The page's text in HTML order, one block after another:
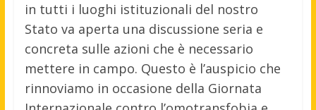
in tutti i luoghi istituzionali del nostro
Stato va aperta una discussione seria e
concreta sulle azioni che è necessario
mettere in campo. Questo è l’auspicio che
rinnoviamo in occasione della Giornata